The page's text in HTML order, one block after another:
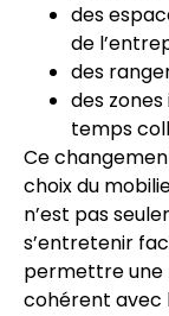
des
de
des
des
temps
Ce
choix du
n’est pas
s’entretenir
permettre une
cohérent avec